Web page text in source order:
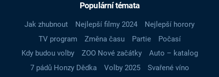
Populární témata
Jak zhubnout Nejlepší filmy 2024
Nejlepší horory
TV program
Změna času Partie
Počasí
Kdy budou volby
ZOO Nové začátky
Auto – katalog
7 pádů Honzy Dědka
Volby 2025
Svařené víno